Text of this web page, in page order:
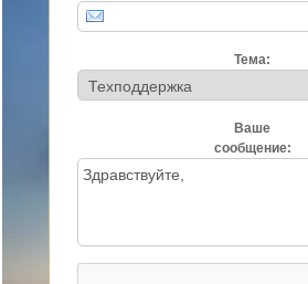
Тема:
Ваше
сообщение: